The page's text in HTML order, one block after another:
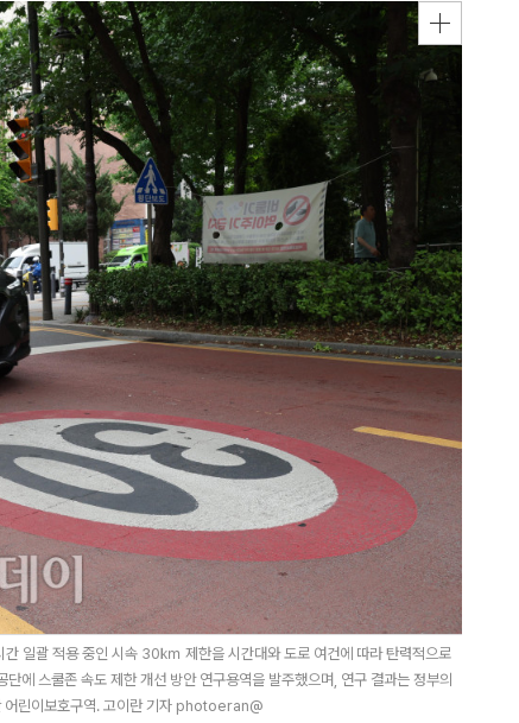
일괄 적용 중인 시속 30㎞ 제한을 시간대와 도로 여건에 따라 탄력적으로
에 스쿨존 속도 제한 개선 방안 연구용역을 발주했으며, 연구 결과는 정부의
어린이보호구역. 고이란 기자 photoeran@